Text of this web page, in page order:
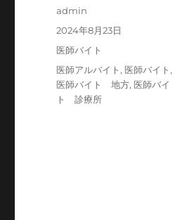
投
admin
投
稿
2024年8月23日
カ
テ
ゴ
リ
医師バイト
タ
グ
医師アルバイト , 医師バイト ,
医師バイト 地方, 医師バイ
ト 診療所